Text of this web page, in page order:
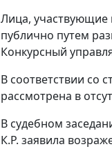
Лица, участвующие
публично путем
Конкурсный
В соответствии со
рассмотрена в
В судебном
К.Р. заявила